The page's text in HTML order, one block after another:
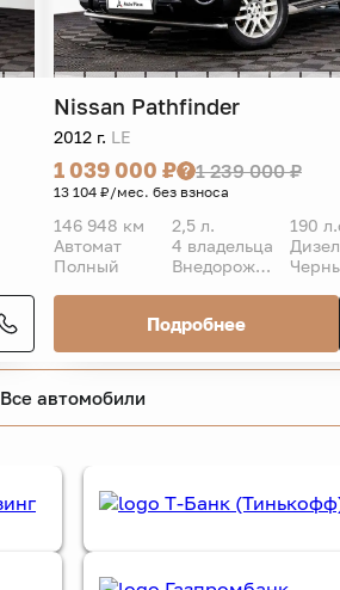
Nissan Pathfinder
2012 г. LE
1 039 000 ₽ 1 239 000 ₽
13 104 ₽/мес. без взноса
146 948 км 2,5 л.
190
Автомат
4 владельца
Полный
Внедорожник 5 дв.
Подробнее
Все автомобили